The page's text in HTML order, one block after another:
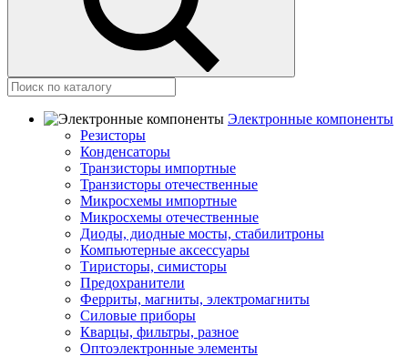
Электронные компоненты
Резисторы
Конденсаторы
Транзисторы импортные
Транзисторы отечественные
Микросхемы импортные
Микросхемы отечественные
Диоды, диодные мосты, стабилитроны
Компьютерные аксессуары
Тиристоры, симисторы
Предохранители
Ферриты, магниты, электромагниты
Силовые приборы
Кварцы, фильтры, разное
Оптоэлектронные элементы